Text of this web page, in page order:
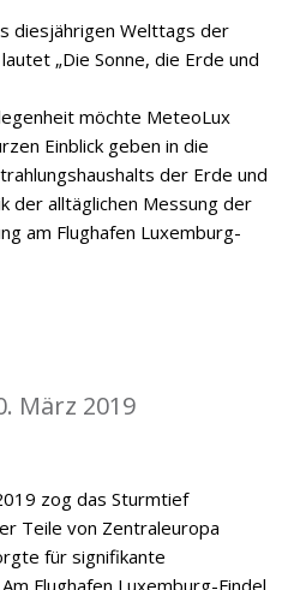
diesjährigen Welttags der
„Die Sonne, die Erde und
möchte MeteoLux
Einblick geben in die
der Erde und
der alltäglichen Messung der
am Flughafen Luxemburg-
März 2019
zog das Sturmtief
Teile von Zentraleuropa
für signifikante
Flughafen Luxemburg-Findel